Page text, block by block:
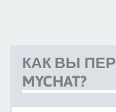
КАК ВЫ
MYCHAT?